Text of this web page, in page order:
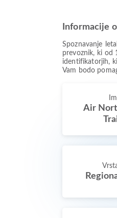
Informacije
Spoznavanje
prevoznik, ki od
identifikatorjih,
Vam bodo
Air